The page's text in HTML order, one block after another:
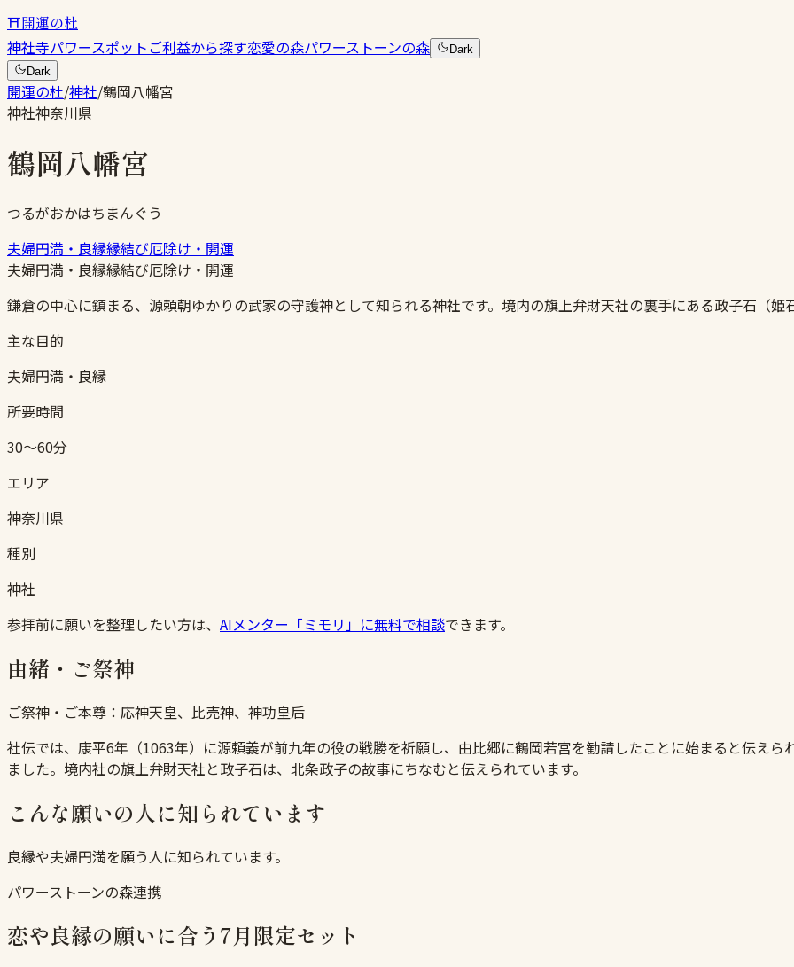
⛩開運の杜
神社寺パワースポットご利益から探す恋愛の森パワーストーンの森
Dark
Dark
開運の杜/神社/鶴岡八幡宮
神社神奈川県
鶴岡八幡宮
つるがおかはちまんぐう
夫婦円満・良縁縁結び厄除け・開運
夫婦円満・良縁縁結び厄除け・開運
鎌倉の中心に鎮まる、源頼朝ゆかりの武家の守護神として知られる神社です。境内の旗上弁財天社の裏手にある政子石（
主な目的
夫婦円満・良縁
所要時間
30〜60分
エリア
神奈川県
種別
神社
参拝前に願いを整理したい方は、 AIメンター「ミモリ」に無料で相談できます。
由緒・ご祭神
ご祭神・ご本尊： 応神天皇、比売神、神功皇后
社伝では、康平6年（1063年）に源頼義が前九年の役の戦勝を祈願し、由比郷に鶴岡若宮を勧請したことに始まると伝え
ました。境内社の旗上弁財天社と政子石は、北条政子の故事にちなむと伝えられています。
こんな願いの人に知られています
良縁や夫婦円満を願う人に知られています。
パワーストーンの森連携
恋や良縁の願いに合う7月限定セット